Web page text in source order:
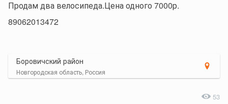
Продам два велосипеда.Цена одного 7000р.
89062013472
Боровичский район
Новгородская область, Россия
53